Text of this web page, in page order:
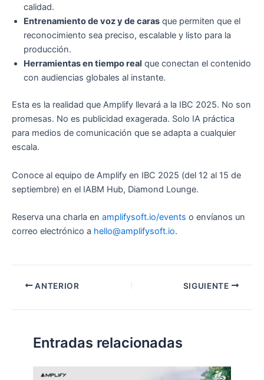
calidad.
Entrenamiento de voz y de caras que permiten que el
reconocimiento sea preciso, escalable y listo para la
producción.
Herramientas en tiempo real que conectan el contenido
con audiencias globales al instante.
Esta es la realidad que Amplify llevará a la IBC 2025. No son
promesas. No es publicidad exagerada. Solo IA práctica
para medios de comunicación que se adapta a cualquier
escala.
Conoce al equipo de Amplify en IBC 2025 (del 12 al 15 de
septiembre) en el IABM Hub, Diamond Lounge.
Reserva una charla en amplifysoft.io/events o envíanos un
correo electrónico a hello@amplifysoft.io.
Navegación
entradas
ANTERIOR SIGUIENTE
Entradas relacionadas